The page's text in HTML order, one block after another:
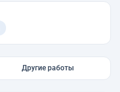
Другие работы